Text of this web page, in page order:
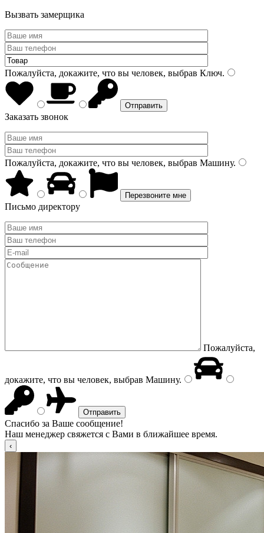
Вызвать замерщика
Пожалуйста, докажите, что вы человек, выбрав Ключ.
Заказать звонок
Пожалуйста, докажите, что вы человек, выбрав Машину.
Письмо директору
Пожалуйста,
докажите, что вы человек, выбрав Машину.
Спасибо за Ваше сообщение!
Наш менеджер свяжется с Вами в ближайшее время.